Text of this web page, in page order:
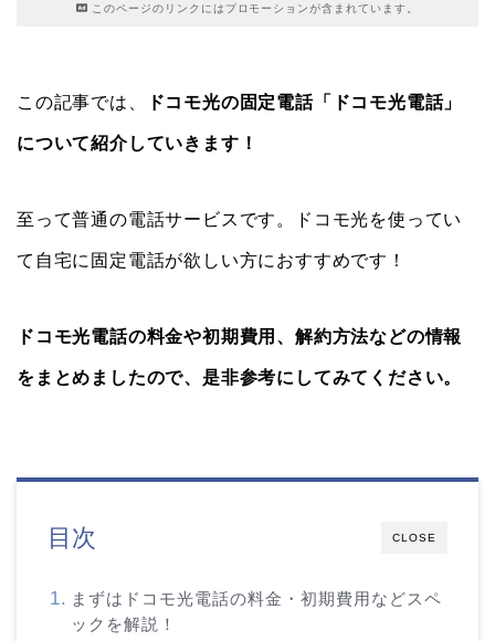
このページのリンクにはプロモーションが含まれています。
この記事では、 ドコモ光の固定電話「ドコモ光電話」
について紹介していきます！
至って普通の電話サービスです。ドコモ光を使ってい
て自宅に固定電話が欲しい方におすすめです！
ドコモ光電話の料金や初期費用、解約方法などの情報
をまとめましたので、是非参考にしてみてください。
CLOSE
目次
まずはドコモ光電話の料金・初期費用などスペ
ックを解説！